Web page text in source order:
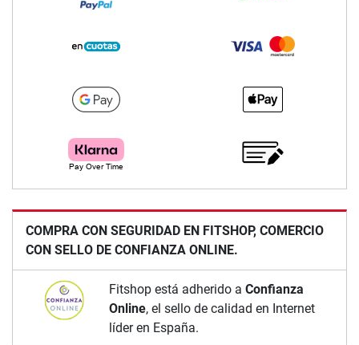
COMPRA CON SEGURIDAD EN FITSHOP, COMERCIO
CON SELLO DE CONFIANZA ONLINE.
Fitshop está adherido a Confianza
Online, el sello de calidad en Internet
líder en España.